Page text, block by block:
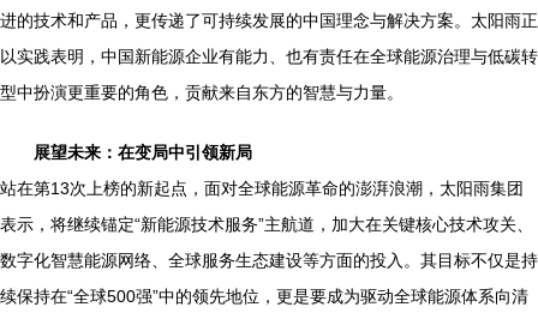
进的技术和产品，更传递了可持续发展的中国理念与解决方案。太阳雨正
以实践表明，中国新能源企业有能力、也有责任在全球能源治理与低碳转
型中扮演更重要的角色，贡献来自东方的智慧与力量。
展望未来：在变局中引领新局
站在第13次上榜的新起点，面对全球能源革命的澎湃浪潮，太阳雨集团
表示，将继续锚定“新能源技术服务”主航道，加大在关键核心技术攻关、
数字化智慧能源网络、全球服务生态建设等方面的投入。其目标不仅是持
续保持在“全球500强”中的领先地位，更是要成为驱动全球能源体系向清